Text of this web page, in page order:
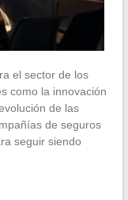
el sector de los
como la innovación
de las
de seguros
seguir siendo